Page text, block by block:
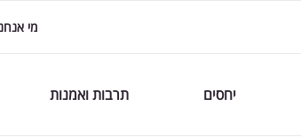
מי
יחסים תרבות ואמנות